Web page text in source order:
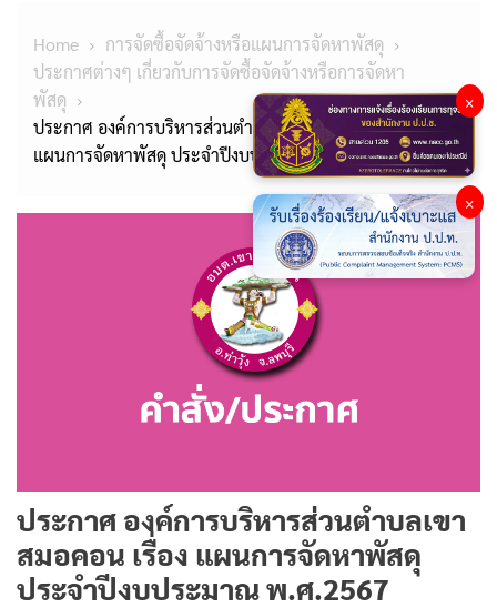
Home
การจัดซื้อจัดจ้างหรือแผนการจัดหาพัสดุ
ประกาศต่างๆ เกี่ยวกับการจัดซื้อจัดจ้างหรือการจัดหา
พัสดุ
ประกาศ องค์การบริหารส่วนตำบลเขาสมอคอน เรื่อง
แผนการจัดหาพัสดุ ประจำปีงบประมาณ พ.ศ.2567
ประกาศ องค์การบริหารส่วนตำบลเขา
สมอคอน เรื่อง แผนการจัดหาพัสดุ
ประจำปีงบประมาณ พ.ศ.2567
×
×